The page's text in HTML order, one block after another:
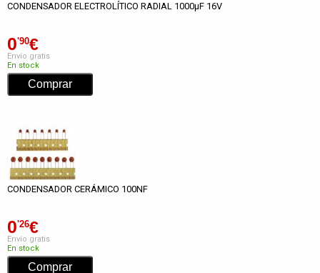
CONDENSADOR ELECTROLÍTICO RADIAL 1000µF 16V
0'90€
Envío gratis
En stock
CONDENSADOR CERÁMICO 100NF
0'26€
Envío gratis
En stock